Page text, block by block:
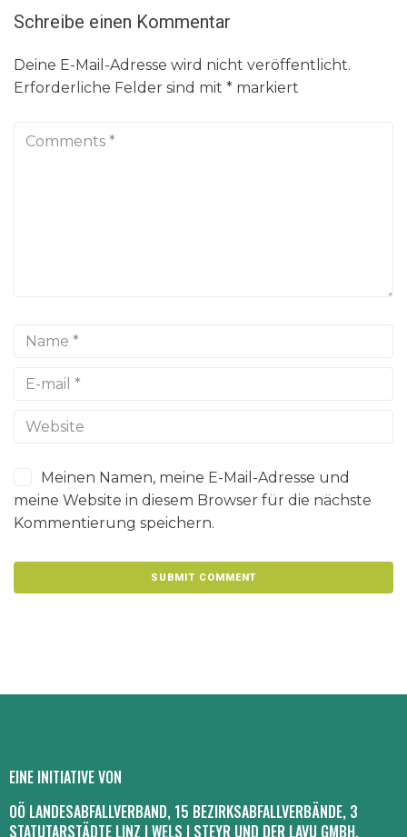
Schreibe einen Kommentar
Deine E-Mail-Adresse wird nicht veröffentlicht.
Erforderliche Felder sind mit * markiert
Meinen Namen, meine E-Mail-Adresse und
meine Website in diesem Browser für die nächste
Kommentierung speichern.
EINE INITIATIVE VON
OÖ LANDESABFALLVERBAND, 15 BEZIRKSABFALLVERBÄNDE, 3
STATUTARSTÄDTE LINZ I WELS I STEYR UND DER LAVU GMBH.